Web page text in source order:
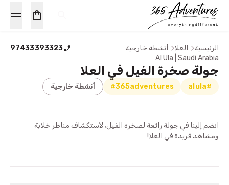
الرئيسية العلا أنشطة خارجية
97433393323
Al Ula | Saudi Arabia
جولة صخرة الفيل في العلا
#alula
#365adventures أنشطة خارجية
انضم إلينا في جولة رائعة لصخرة الفيل، لاستكشاف مناظر خلابة
ومشاهد فريدة في العلا!